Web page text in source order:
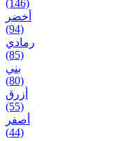
(146)
أخضر
(94)
رمادي
(85)
بني
(80)
أزرق
(55)
أصفر
(44)